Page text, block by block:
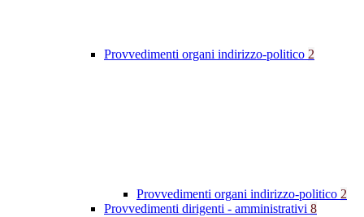
Provvedimenti organi indirizzo-politico 2
Provvedimenti organi indirizzo-politico 2
Provvedimenti dirigenti - amministrativi 8